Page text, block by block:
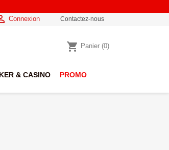
Connexion Contactez-nous
shopping_cart Panier (0)
& CASINO PROMO